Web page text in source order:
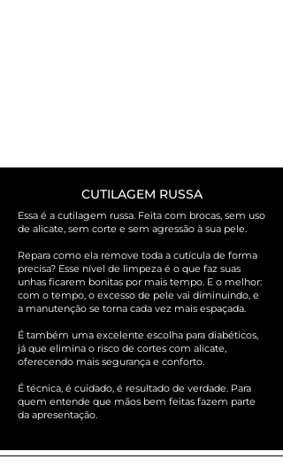
CUTILAGEM RUSSA
Essa é a cutilagem russa. Feita com brocas, sem uso
de alicate, sem corte e sem agressão à sua pele.
Repara como ela remove toda a cutícula de forma
precisa? Esse nível de limpeza é o que faz suas
unhas ficarem bonitas por mais tempo. E o melhor:
com o tempo, o excesso de pele vai diminuindo, e
a manutenção se torna cada vez mais espaçada.
É também uma excelente escolha para diabéticos,
já que elimina o risco de cortes com alicate,
oferecendo mais segurança e conforto.
É técnica, é cuidado, é resultado de verdade. Para
quem entende que mãos bem feitas fazem parte
da apresentação.